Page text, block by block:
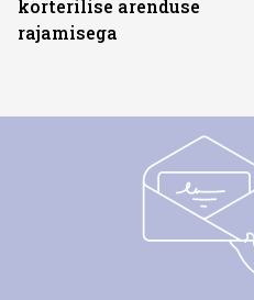
korterilise arenduse
rajamisega